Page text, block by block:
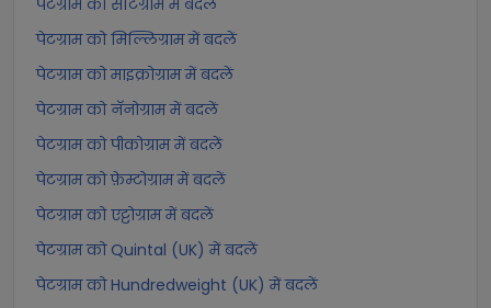
पेटग्राम को सेंटिग्राम में बदलें
पेटग्राम को मिल्लिग्राम में बदलें
पेटग्राम को माइक्रोग्राम में बदलें
पेटग्राम को नॅनोग्राम में बदलें
पेटग्राम को पीकोग्राम में बदलें
पेटग्राम को फ़ेम्टोग्राम में बदलें
पेटग्राम को एट्टोग्राम में बदलें
पेटग्राम को Quintal (UK) में बदलें
पेटग्राम को Hundredweight (UK) में बदलें